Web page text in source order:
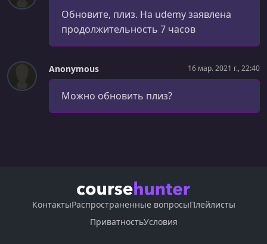
Обновите, плиз. На udemy заявлена
продолжительность 7 часов
Anonymous 16 мар. 2021 г., 22:40
Можно обновить плиз?
КонтактыРаспространенные вопросыПлейлисты
ПриватностьУсловия